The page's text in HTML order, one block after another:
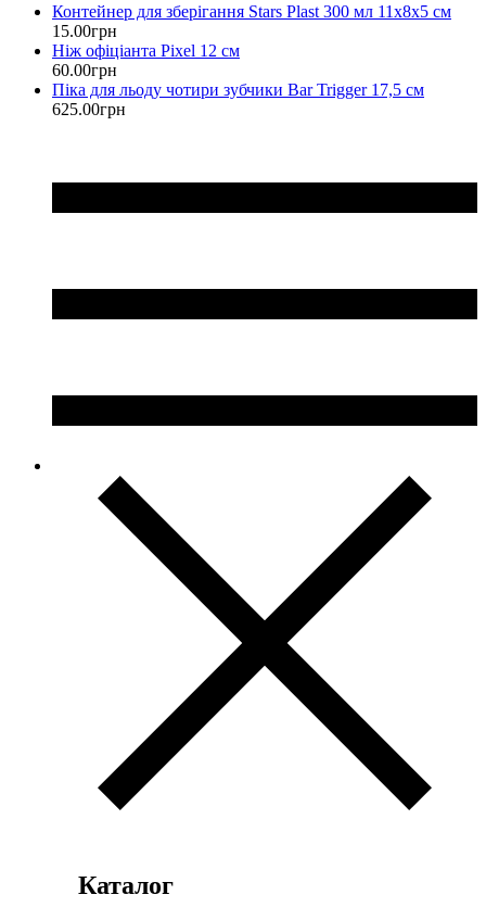
Контейнер для зберігання Stars Plast 300 мл 11х8х5 см
15.00грн
Ніж офіціанта Pixel 12 см
60.00грн
Піка для льоду чотири зубчики Bar Trigger 17,5 см
625.00грн
Каталог